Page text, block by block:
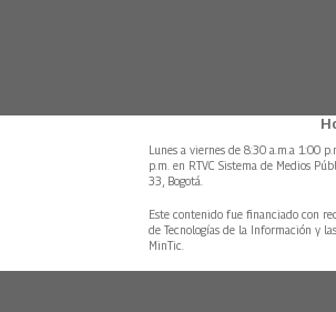
Lunes a viernes de 8:30 a.m.a 1:00
p.m. en RTVC Sistema de Medios
33, Bogotá.
Este contenido fue financiado con
de Tecnologías de la Información y
MinTic.